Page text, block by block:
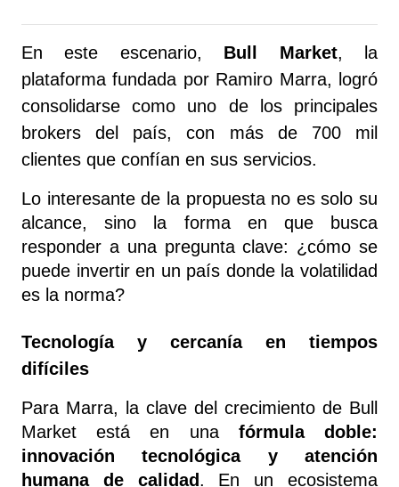
En este escenario, Bull Market, la
plataforma fundada por Ramiro Marra, logró
consolidarse como uno de los principales
brokers del país, con más de 700 mil
clientes que confían en sus servicios.
Lo interesante de la propuesta no es solo su
alcance, sino la forma en que busca
responder a una pregunta clave: ¿cómo se
puede invertir en un país donde la volatilidad
es la norma?
Tecnología y cercanía en tiempos
difíciles
Para Marra, la clave del crecimiento de Bull
Market está en una fórmula doble:
innovación tecnológica y atención
humana de calidad. En un ecosistema